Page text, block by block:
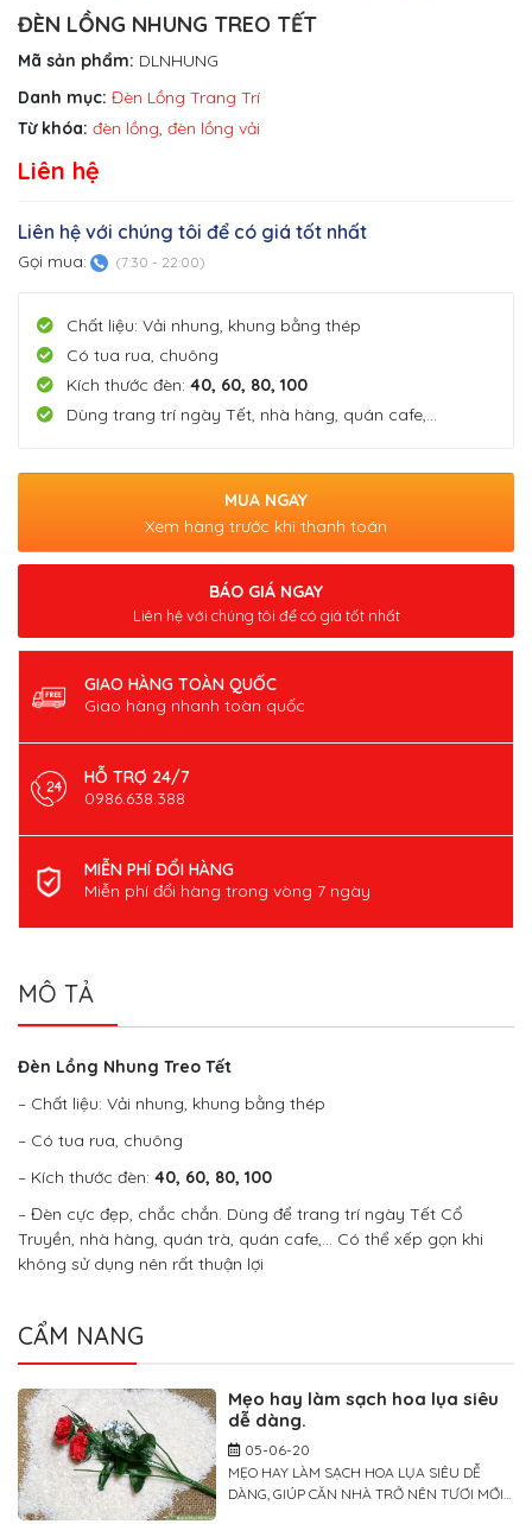
ĐÈN LỒNG NHUNG TREO TẾT
Mã sản phẩm: DLNHUNG
Danh mục: Đèn Lồng Trang Trí
Từ khóa: đèn lồng, đèn lồng vải
Liên hệ
Liên hệ với chúng tôi để có giá tốt nhất
Gọi mua: (7:30 - 22:00)
Chất liệu: Vải nhung, khung bằng thép
Có tua rua, chuông
Kích thước đèn: 40, 60, 80, 100
Dùng trang trí ngày Tết, nhà hàng, quán cafe,…
MUA NGAY
Xem hàng trước khi thanh toán
BÁO GIÁ NGAY
Liên hệ với chúng tôi để có giá tốt nhất
GIAO HÀNG TOÀN QUỐC
Giao hàng nhanh toàn quốc
HỖ TRỢ 24/7
0986.638.388
MIỄN PHÍ ĐỔI HÀNG
Miễn phí đổi hàng trong vòng 7 ngày
MÔ TẢ
Đèn Lồng Nhung Treo Tết
– Chất liệu: Vải nhung, khung bằng thép
– Có tua rua, chuông
– Kích thước đèn: 40, 60, 80, 100
– Đèn cực đẹp, chắc chắn. Dùng để trang trí ngày Tết Cổ
Truyền, nhà hàng, quán trà, quán cafe,… Có thể xếp gọn khi
không sử dụng nên rất thuận lợi
CẨM NANG
Mẹo hay làm sạch hoa lụa siêu
dễ dàng.
05-06-20
MẸO HAY LÀM SẠCH HOA LỤA SIÊU DỄ
DÀNG, GIÚP CĂN NHÀ TRỞ NÊN TƯƠI MỚI